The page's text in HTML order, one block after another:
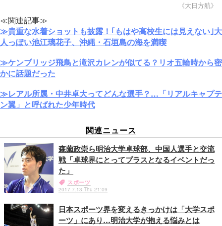
《大日方航》
≪関連記事≫
≫貴重な水着ショットも披露！｢もはや高校生には見えない｣大
人っぽい池江璃花子、沖縄・石垣島の海を満喫
≫ケンブリッジ飛鳥と滝沢カレンが似てる？リオ五輪時から密
かに話題だった
≫レアル所属・中井卓大ってどんな選手？…「リアルキャプテ
ン翼」と呼ばれた少年時代
関連ニュース
森薗政崇ら明治大学卓球部、中国人選手と交流
戦「卓球界にとってプラスとなるイベントだっ
た」
スポーツ
2017.7.13 Thu 21:09
日本スポーツ界を変えるきっかけは「大学スポ
ーツ」にあり…明治大学が抱える悩みとは